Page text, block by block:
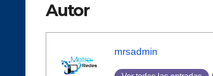
Autor
mrsadmin